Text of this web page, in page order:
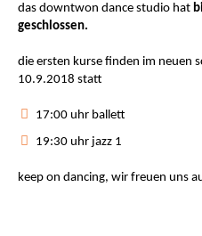
das downtwon dance studio hat
geschlossen.
die ersten kurse finden im neuen
10.9.2018 statt
17:00 uhr ballett
19:30 uhr jazz 1
keep on dancing, wir freuen uns